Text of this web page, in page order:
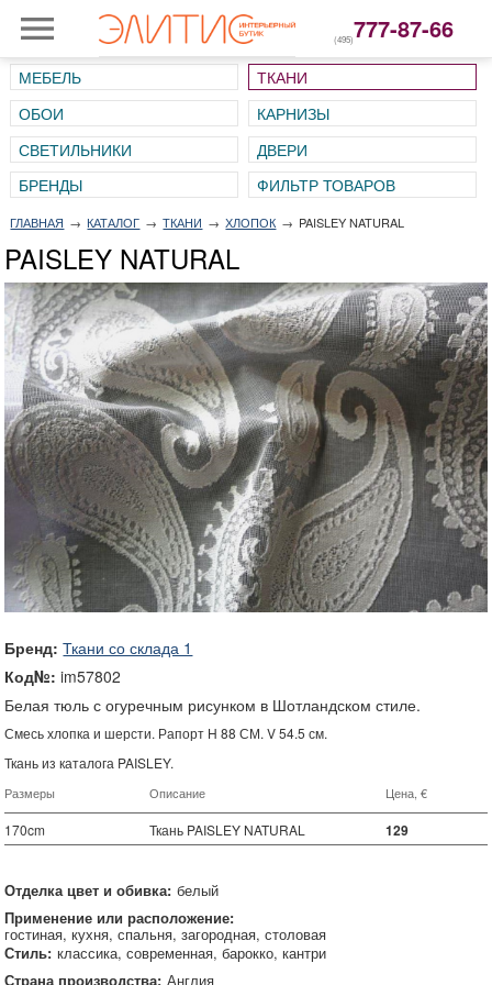
(495)777-87-66
МЕБЕЛЬ
ТКАНИ
ОБОИ
КАРНИЗЫ
СВЕТИЛЬНИКИ
ДВЕРИ
ГЛАВНАЯ → КАТАЛОГ → ТКАНИ → ХЛОПОК → PAISLEY NATURAL
PAISLEY NATURAL
Бренд: Ткани со склада 1
Код№:im57802
Белая тюль с огуречным рисунком в Шотландском стиле.
Смесь хлопка и шерсти. Рапорт H 88 СМ. V 54.5 см.
Ткань из каталога PAISLEY.
Размеры Описание Цена, €
170cm Ткань PAISLEY NATURAL 129
Отделка цвет и обивка: белый
Применение или расположение:
гостиная кухня спальня загородная столовая
Стиль: классика современная барокко кантри
Страна производства: Англия